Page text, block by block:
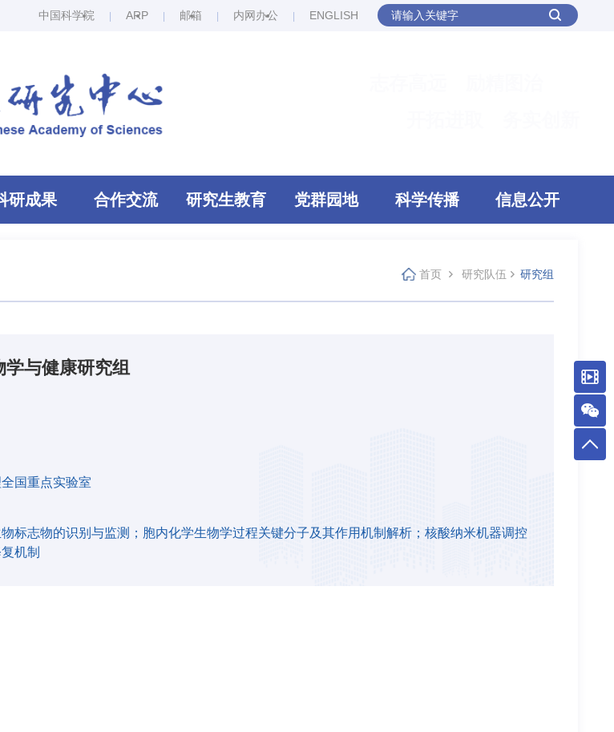
中国科学院 ARP 邮箱 内网办公 ENGLISH
研成果 合作交流 研究生教育 党群园地 科学传播 信息公开
首页 研究队伍 研究组
学与健康研究组
国重点实验室
标志物的识别与监测；胞内化学生物学过程关键分子及其作用机制解析；核酸纳米机器调控
机制